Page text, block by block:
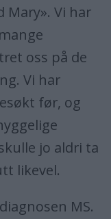
Mary». Vi har
oss på de
Vi har
før, og
jo aldri ta
likevel.
MS.